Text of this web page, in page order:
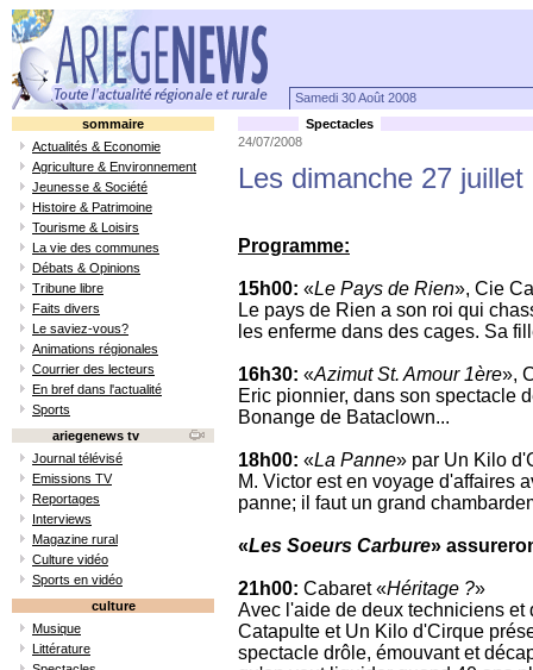
Samedi 30 Août 2008
sommaire
Actualités & Economie
Agriculture & Environnement
Jeunesse & Société
Histoire & Patrimoine
Tourisme & Loisirs
La vie des communes
Débats & Opinions
Tribune libre
Faits divers
Le saviez-vous?
Animations régionales
Courrier des lecteurs
En bref dans l'actualité
Sports
ariegenews tv
Journal télévisé
Emissions TV
Reportages
Interviews
Magazine rural
Culture vidéo
Sports en vidéo
culture
Musique
Littérature
Spectacles
24/07/2008
Les dimanche 27
Programme:
15h00: «Le Pays de Rien», Cie
Le pays de Rien a son roi qui
les enferme dans des cages. Sa
16h30: «Azimut St. Amour 1ère»,
Eric pionnier, dans son spectacle
Bonange de Bataclown...
18h00: «La Panne» par Un Kilo
M. Victor est en voyage d'affaires
panne; il faut un grand
«Les Soeurs Carbure»
21h00: Cabaret «Héritage ?»
Avec l'aide de deux techniciens
Catapulte et Un Kilo d'Cirque
spectacle drôle, émouvant et